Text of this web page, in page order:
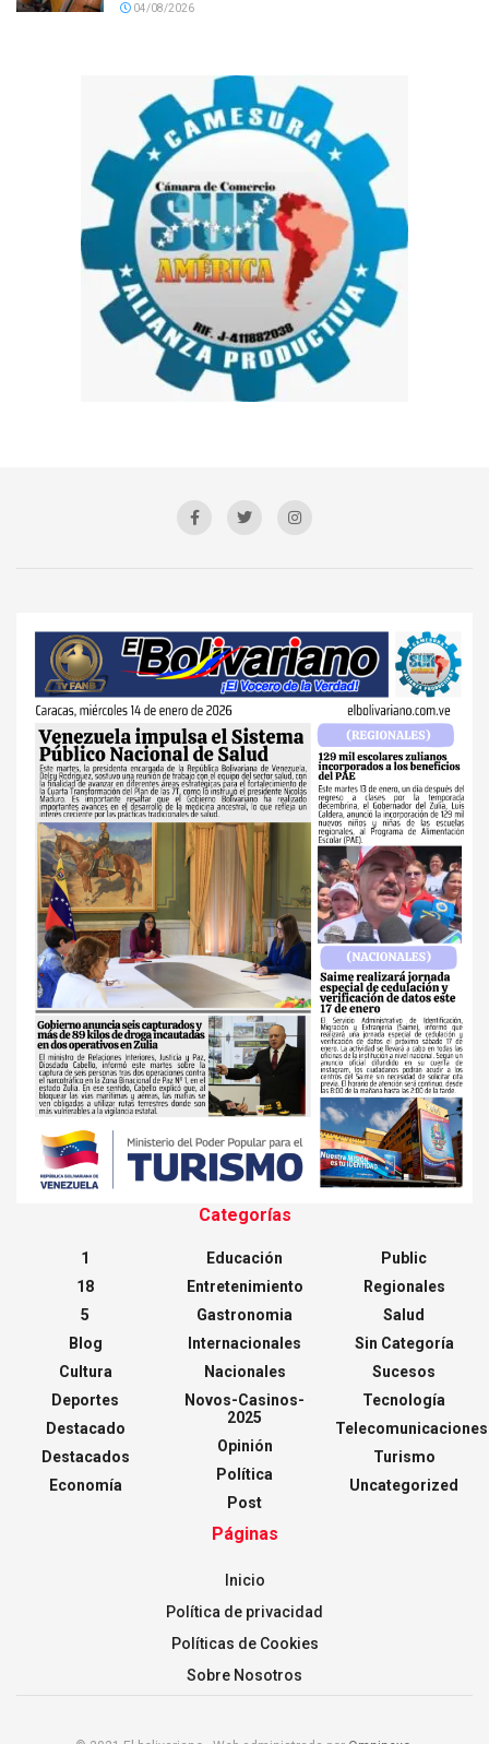
04/08/2026
Categorías
1
18
5
Blog
Cultura
Deportes
Destacado
Destacados
Economía
Educación
Entretenimiento
Gastronomia
Internacionales
Nacionales
Novos-Casinos-
2025
Opinión
Política
Post
Public
Regionales
Salud
Sin Categoría
Sucesos
Tecnología
Telecomunicaciones
Turismo
Uncategorized
Páginas
Inicio
Política de privacidad
Políticas de Cookies
Sobre Nosotros